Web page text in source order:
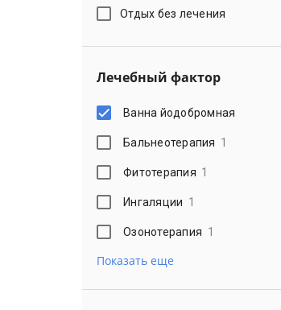
Отдых без лечения
Лечебный фактор
Ванна йодобромная
Бальнеотерапия 1
Фитотерапия 1
Ингаляции 1
Озонотерапия 1
Показать еще